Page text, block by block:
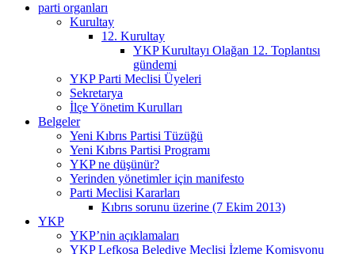
parti organları
Kurultay
12. Kurultay
YKP Kurultayı Olağan 12. Toplantısı
gündemi
YKP Parti Meclisi Üyeleri
Sekretarya
İlçe Yönetim Kurulları
Belgeler
Yeni Kıbrıs Partisi Tüzüğü
Yeni Kıbrıs Partisi Programı
YKP ne düşünür?
Yerinden yönetimler için manifesto
Parti Meclisi Kararları
Kıbrıs sorunu üzerine (7 Ekim 2013)
YKP
YKP’nin açıklamaları
YKP Lefkoşa Belediye Meclisi İzleme Komisyonu